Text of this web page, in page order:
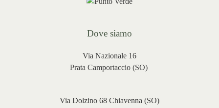
Dove siamo
Via Nazionale 16
Prata Camportaccio (SO)
Via Dolzino 68 Chiavenna (SO)